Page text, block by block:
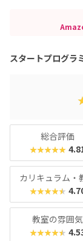
スタートプログラ
総合評価
★★★★★
カリキュラム・
★★★★★
教室の雰囲気
★★★★★